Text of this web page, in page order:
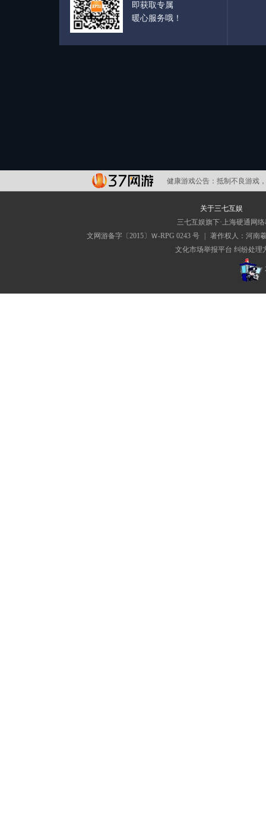
即获取专属
暖心服务哦！
健康游戏公告： 抵制不良游戏
关于三七互娱
三七互娱旗下·上海硬通网
文网游备字〔2015〕Ｗ-RPG 0243 号
著作权人：河南
文化市场举报平台 纠纷处理